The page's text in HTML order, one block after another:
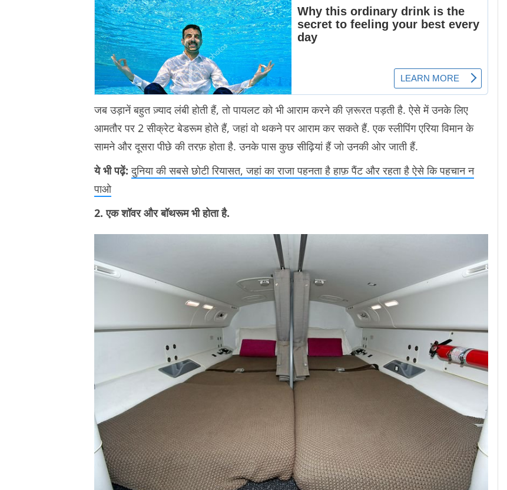
जब उड़ानें बहुत ज़्याद लंबी होती हैं, तो पायलट को भी आराम करने की ज़रूरत पड़ती है. ऐसे में उनके लिए
आमतौर पर 2 सीक्रेट बेडरूम होते हैं, जहां वो थकने पर आराम कर सकते हैं. एक स्लीपिंग एरिया विमान के
सामने और दूसरा पीछे की तरफ़ होता है. उनके पास कुछ सीढ़ियां हैं जो उनकी ओर जाती हैं.
ये भी पढ़ें: दुनिया की सबसे छोटी रियासत, जहां का राजा पहनता है हाफ़ पैंट और रहता है ऐसे कि पहचान न
पाओ
2. एक शॉवर और बॉथरूम भी होता है.